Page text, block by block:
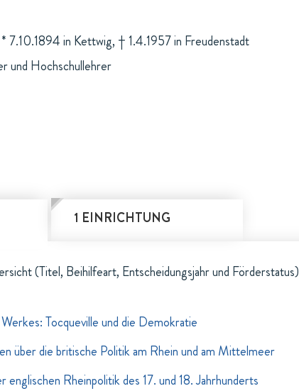
7.10.1894 in Kettwig, † 1.4.1957 in Freudenstadt
und Hochschullehrer
1 EINRICHTUNG
(Titel, Beihilfeart, Entscheidungsjahr und Förderstatus)
Tocqueville und die Demokratie
über die britische Politik am Rhein und am Mittelmeer
englischen Rheinpolitik des 17. und 18. Jahrhunderts